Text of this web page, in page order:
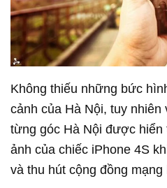
Không thiếu những bức
cảnh của Hà Nội, tuy
từng góc Hà Nội được hiển
ảnh của chiếc iPhone 4S
và thu hút cộng đồng mạng